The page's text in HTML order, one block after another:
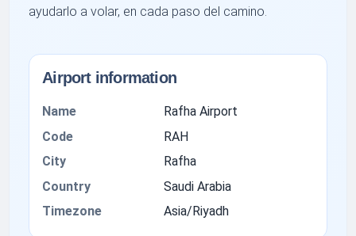
ayudarlo a volar, en cada paso del camino.
Airport information
Name
Rafha Airport
Code
RAH
City
Rafha
Country
Saudi Arabia
Timezone
Asia/Riyadh